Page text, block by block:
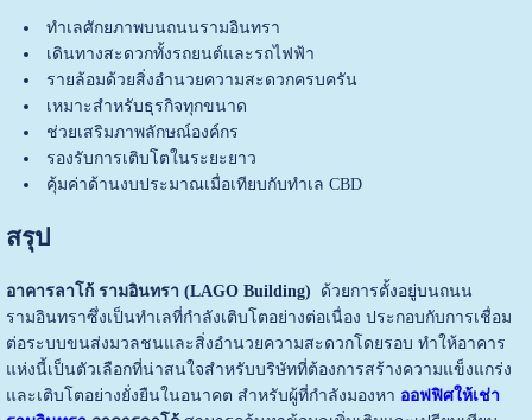
ทำเลศักยภาพบนถนนรามอินทรา
เดินทางสะดวกทั้งรถยนต์และรถไฟฟ้า
รายล้อมด้วยสิ่งอำนวยความสะดวกครบครัน
เหมาะสำหรับธุรกิจทุกขนาด
ช่วยเสริมภาพลักษณ์องค์กร
รองรับการเติบโตในระยะยาว
คุ้มค่าด้านงบประมาณเมื่อเทียบกับทำเล CBD
สรุป
อาคารลาโก้ รามอินทรา (LAGO Building) ด้วยการตั้งอยู่บนถนน
รามอินทราซึ่งเป็นทำเลที่กำลังเติบโตอย่างต่อเนื่อง ประกอบกับการเชื่อม
ต่อระบบขนส่งมวลชนและสิ่งอำนวยความสะดวกโดยรอบ ทำให้อาคาร
แห่งนี้เป็นตัวเลือกที่น่าสนใจสำหรับบริษัทที่ต้องการสร้างความแข็งแกร่ง
และเติบโตอย่างยั่งยืนในอนาคต สำหรับผู้ที่กำลังมองหา ออฟฟิศให้เช่า